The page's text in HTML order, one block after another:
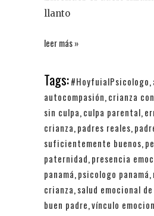
llanto
leer más »
Tags:#HoyfuialPsicologo,
autocompasión,crianza
sin culpa,culpa parental,
crianza,padres reales,
suficientemente buenos,
paternidad,presencia
panamá,psicologo panamá,
crianza,salud emocional
buen padre,vínculo